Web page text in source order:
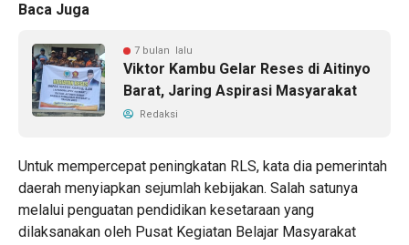
Baca Juga
7 bulan lalu
Viktor Kambu Gelar Reses di Aitinyo
Barat, Jaring Aspirasi Masyarakat
Redaksi
Untuk mempercepat peningkatan RLS, kata dia pemerintah
daerah menyiapkan sejumlah kebijakan. Salah satunya
melalui penguatan pendidikan kesetaraan yang
dilaksanakan oleh Pusat Kegiatan Belajar Masyarakat